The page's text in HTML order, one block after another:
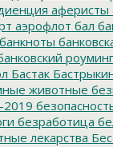
аферисты
аэрофлот бал
банкноты
роуминг
Бастак
животные
2019
безработица
лекарства